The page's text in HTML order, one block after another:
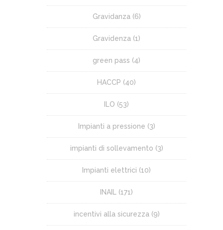
Gravidanza (6)
Gravidenza (1)
green pass (4)
HACCP (40)
ILO (53)
Impianti a pressione (3)
impianti di sollevamento (3)
Impianti elettrici (10)
INAIL (171)
incentivi alla sicurezza (9)